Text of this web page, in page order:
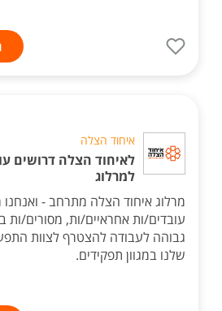
איחוד הצלה
לאיחוד הצלה דרושים
למרלוג
מרלוג איחוד הצלה מתרחב -
עובדים/ות אחראיים/ות, מסורים/ות
גבוהה לעבודה להצטרף לצוות
שלנו במגוון תפקידים.